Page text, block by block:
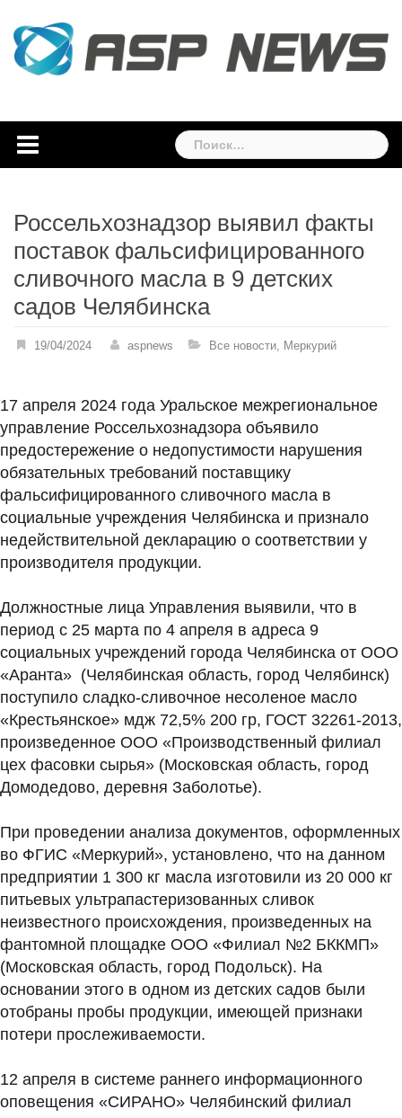
content
Найти:
Россельхознадзор выявил факты
поставок фальсифицированного
сливочного масла в 9 детских
садов Челябинска
19/04/2024 aspnews Все новости, Меркурий
17 апреля 2024 года Уральское межрегиональное
управление Россельхознадзора объявило
предостережение о недопустимости нарушения
обязательных требований поставщику
фальсифицированного сливочного масла в
социальные учреждения Челябинска и признало
недействительной декларацию о соответствии у
производителя продукции.
Должностные лица Управления выявили, что в
период с 25 марта по 4 апреля в адреса 9
социальных учреждений города Челябинска от ООО
«Аранта» (Челябинская область, город Челябинск)
поступило сладко-сливочное несоленое масло
«Крестьянское» мдж 72,5% 200 гр, ГОСТ 32261-2013,
произведенное ООО «Производственный филиал
цех фасовки сырья» (Московская область, город
Домодедово, деревня Заболотье).
При проведении анализа документов, оформленных
во ФГИС «Меркурий», установлено, что на данном
предприятии 1 300 кг масла изготовили из 20 000 кг
питьевых ультрапастеризованных сливок
неизвестного происхождения, произведенных на
фантомной площадке ООО «Филиал №2 БККМП»
(Московская область, город Подольск). На
основании этого в одном из детских садов были
отобраны пробы продукции, имеющей признаки
потери прослеживаемости.
12 апреля в системе раннего информационного
оповещения «СИРАНО» Челябинский филиал